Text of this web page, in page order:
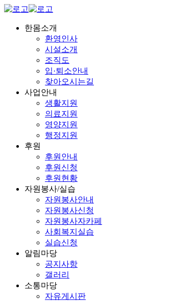
한몸소개
환영인사
시설소개
조직도
입·퇴소안내
찾아오시는길
사업안내
생활지원
의료지원
영양지원
행정지원
후원
후원안내
후원신청
후원현황
자원봉사/실습
자원봉사안내
자원봉사신청
자원봉사자카페
사회복지실습
실습신청
알림마당
공지사항
갤러리
소통마당
자유게시판